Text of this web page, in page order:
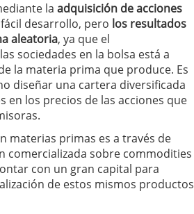
la adquisición de acciones
desarrollo, pero los resultados
aleatoria, ya que el
sociedades en la bolsa está a
la materia prima que produce. Es
diseñar una cartera diversificada
en los precios de las acciones que
materias primas es a través de
comercializada sobre commodities
con un gran capital para
de estos mismos productos